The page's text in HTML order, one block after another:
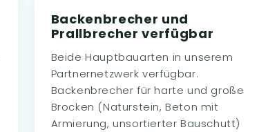
Backenbrecher und
Prallbrecher verfügbar
Beide Hauptbauarten in unserem
Partnernetzwerk verfügbar.
Backenbrecher für harte und große
Brocken (Naturstein, Beton mit
Armierung, unsortierter Bauschutt)